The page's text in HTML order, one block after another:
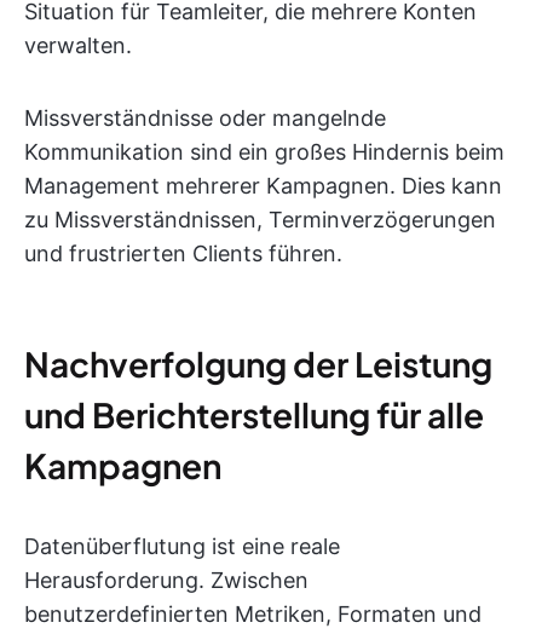
Situation für Teamleiter, die mehrere Konten
verwalten.
Missverständnisse oder mangelnde
Kommunikation sind ein großes Hindernis beim
Management mehrerer Kampagnen. Dies kann
zu Missverständnissen, Terminverzögerungen
und frustrierten Clients führen.
Nachverfolgung der Leistung
und Berichterstellung für alle
Kampagnen
Datenüberflutung ist eine reale
Herausforderung. Zwischen
benutzerdefinierten Metriken, Formaten und